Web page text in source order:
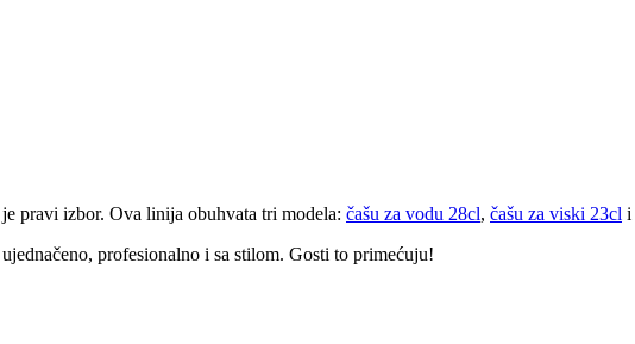
pravi izbor. Ova linija obuhvata tri modela: čašu za vodu 28cl, čašu za viski 23cl i
profesionalno i sa stilom. Gosti to primećuju!